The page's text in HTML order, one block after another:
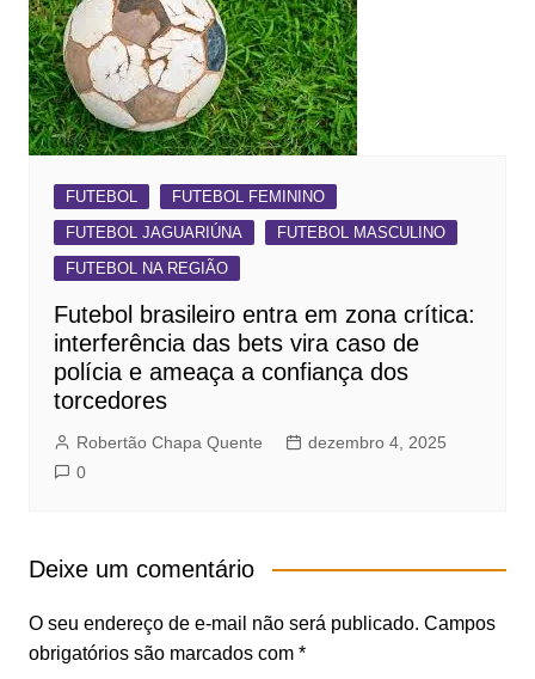
FUTEBOL
FUTEBOL FEMININO
FUTEBOL JAGUARIÚNA
FUTEBOL MASCULINO
FUTEBOL NA REGIÃO
Futebol brasileiro entra em zona crítica:
interferência das bets vira caso de
polícia e ameaça a confiança dos
torcedores
Robertão Chapa Quente
dezembro 4, 2025
0
Deixe um comentário
O seu endereço de e-mail não será publicado. Campos
obrigatórios são marcados com *